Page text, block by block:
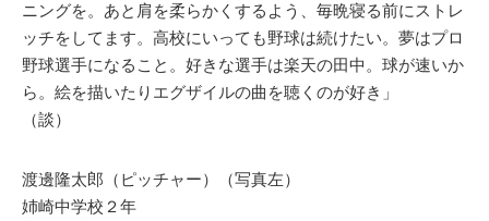
ニングを。あと肩を柔らかくするよう、毎晩寝る前にストレ
ッチをしてます。高校にいっても野球は続けたい。夢はプロ
野球選手になること。好きな選手は楽天の田中。球が速いか
ら。絵を描いたりエグザイルの曲を聴くのが好き」
（談）
渡邊隆太郎（ピッチャー）（写真左）
姉崎中学校２年